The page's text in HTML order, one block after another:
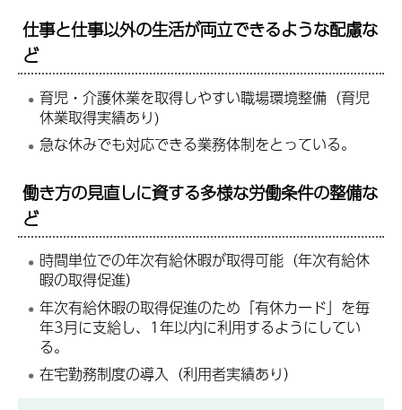
仕事と仕事以外の生活が両立できるような配慮な
ど
育児・介護休業を取得しやすい職場環境整備（育児
休業取得実績あり)
急な休みでも対応できる業務体制をとっている。
働き方の見直しに資する多様な労働条件の整備な
ど
時間単位での年次有給休暇が取得可能（年次有給休
暇の取得促進）
年次有給休暇の取得促進のため「有休カード」を毎
年3月に支給し、1年以内に利用するようにしてい
る。
在宅勤務制度の導入（利用者実績あり）